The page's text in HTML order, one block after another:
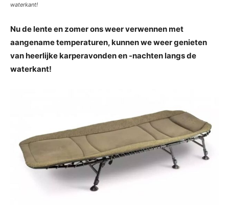
waterkant!
Nu de lente en zomer ons weer verwennen met
aangename temperaturen, kunnen we weer genieten
van heerlijke karperavonden en -nachten langs de
waterkant!